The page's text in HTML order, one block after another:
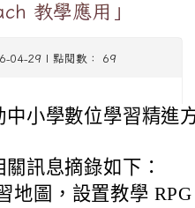
教學應用」
04-29 | 點閱數： 69
中小學數位學習精進
訊息摘錄如下：
地圖，設置教學